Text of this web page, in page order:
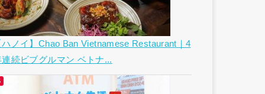
ハノイ】Chao Ban Vietnamese Restaurant｜4
連続ビブグルマン ベトナ...